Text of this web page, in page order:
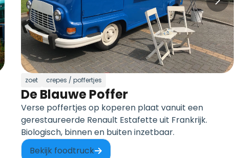
zoet crepes / poffertjes
De Blauwe Poffer
Verse poffertjes op koperen plaat vanuit een
gerestaureerde Renault Estafette uit Frankrijk.
Biologisch, binnen en buiten inzetbaar.
Bekijk foodtruck